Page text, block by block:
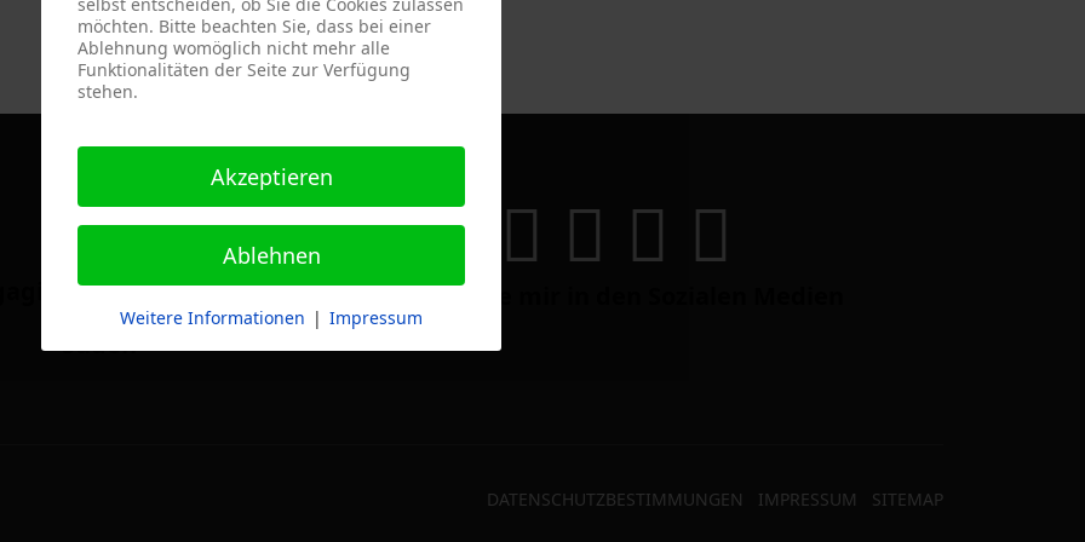
im Dresdner
Süden
Folgen Sie mir in den Sozialen Medien
DATENSCHUTZBESTIMMUNGEN IMPRESSUM SITEMAP
möchten. Bitte beachten Sie, dass bei einer
Ablehnung womöglich nicht mehr alle
Funktionalitäten der Seite zur Verfügung
stehen.
Akzeptieren
Ablehnen
Weitere Informationen | Impressum